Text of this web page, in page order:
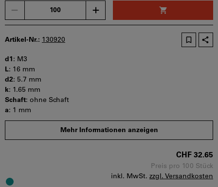
Artikel-Nr.: 130920
d1 : M3
L: 16 mm
d2: 5.7 mm
k: 1.65 mm
Schaft: ohne Schaft
a: 1 mm
s:2 mm
t min:1.04 mm
Mehr Informationen anzeigen
CHF 32.65
Preis pro 100 Stück
inkl. MwSt. zzgl. Versandkosten